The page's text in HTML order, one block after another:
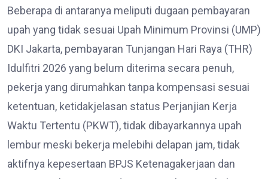
Beberapa di antaranya meliputi dugaan pembayaran
upah yang tidak sesuai Upah Minimum Provinsi (UMP)
DKI Jakarta, pembayaran Tunjangan Hari Raya (THR)
Idulfitri 2026 yang belum diterima secara penuh,
pekerja yang dirumahkan tanpa kompensasi sesuai
ketentuan, ketidakjelasan status Perjanjian Kerja
Waktu Tertentu (PKWT), tidak dibayarkannya upah
lembur meski bekerja melebihi delapan jam, tidak
aktifnya kepesertaan BPJS Ketenagakerjaan dan